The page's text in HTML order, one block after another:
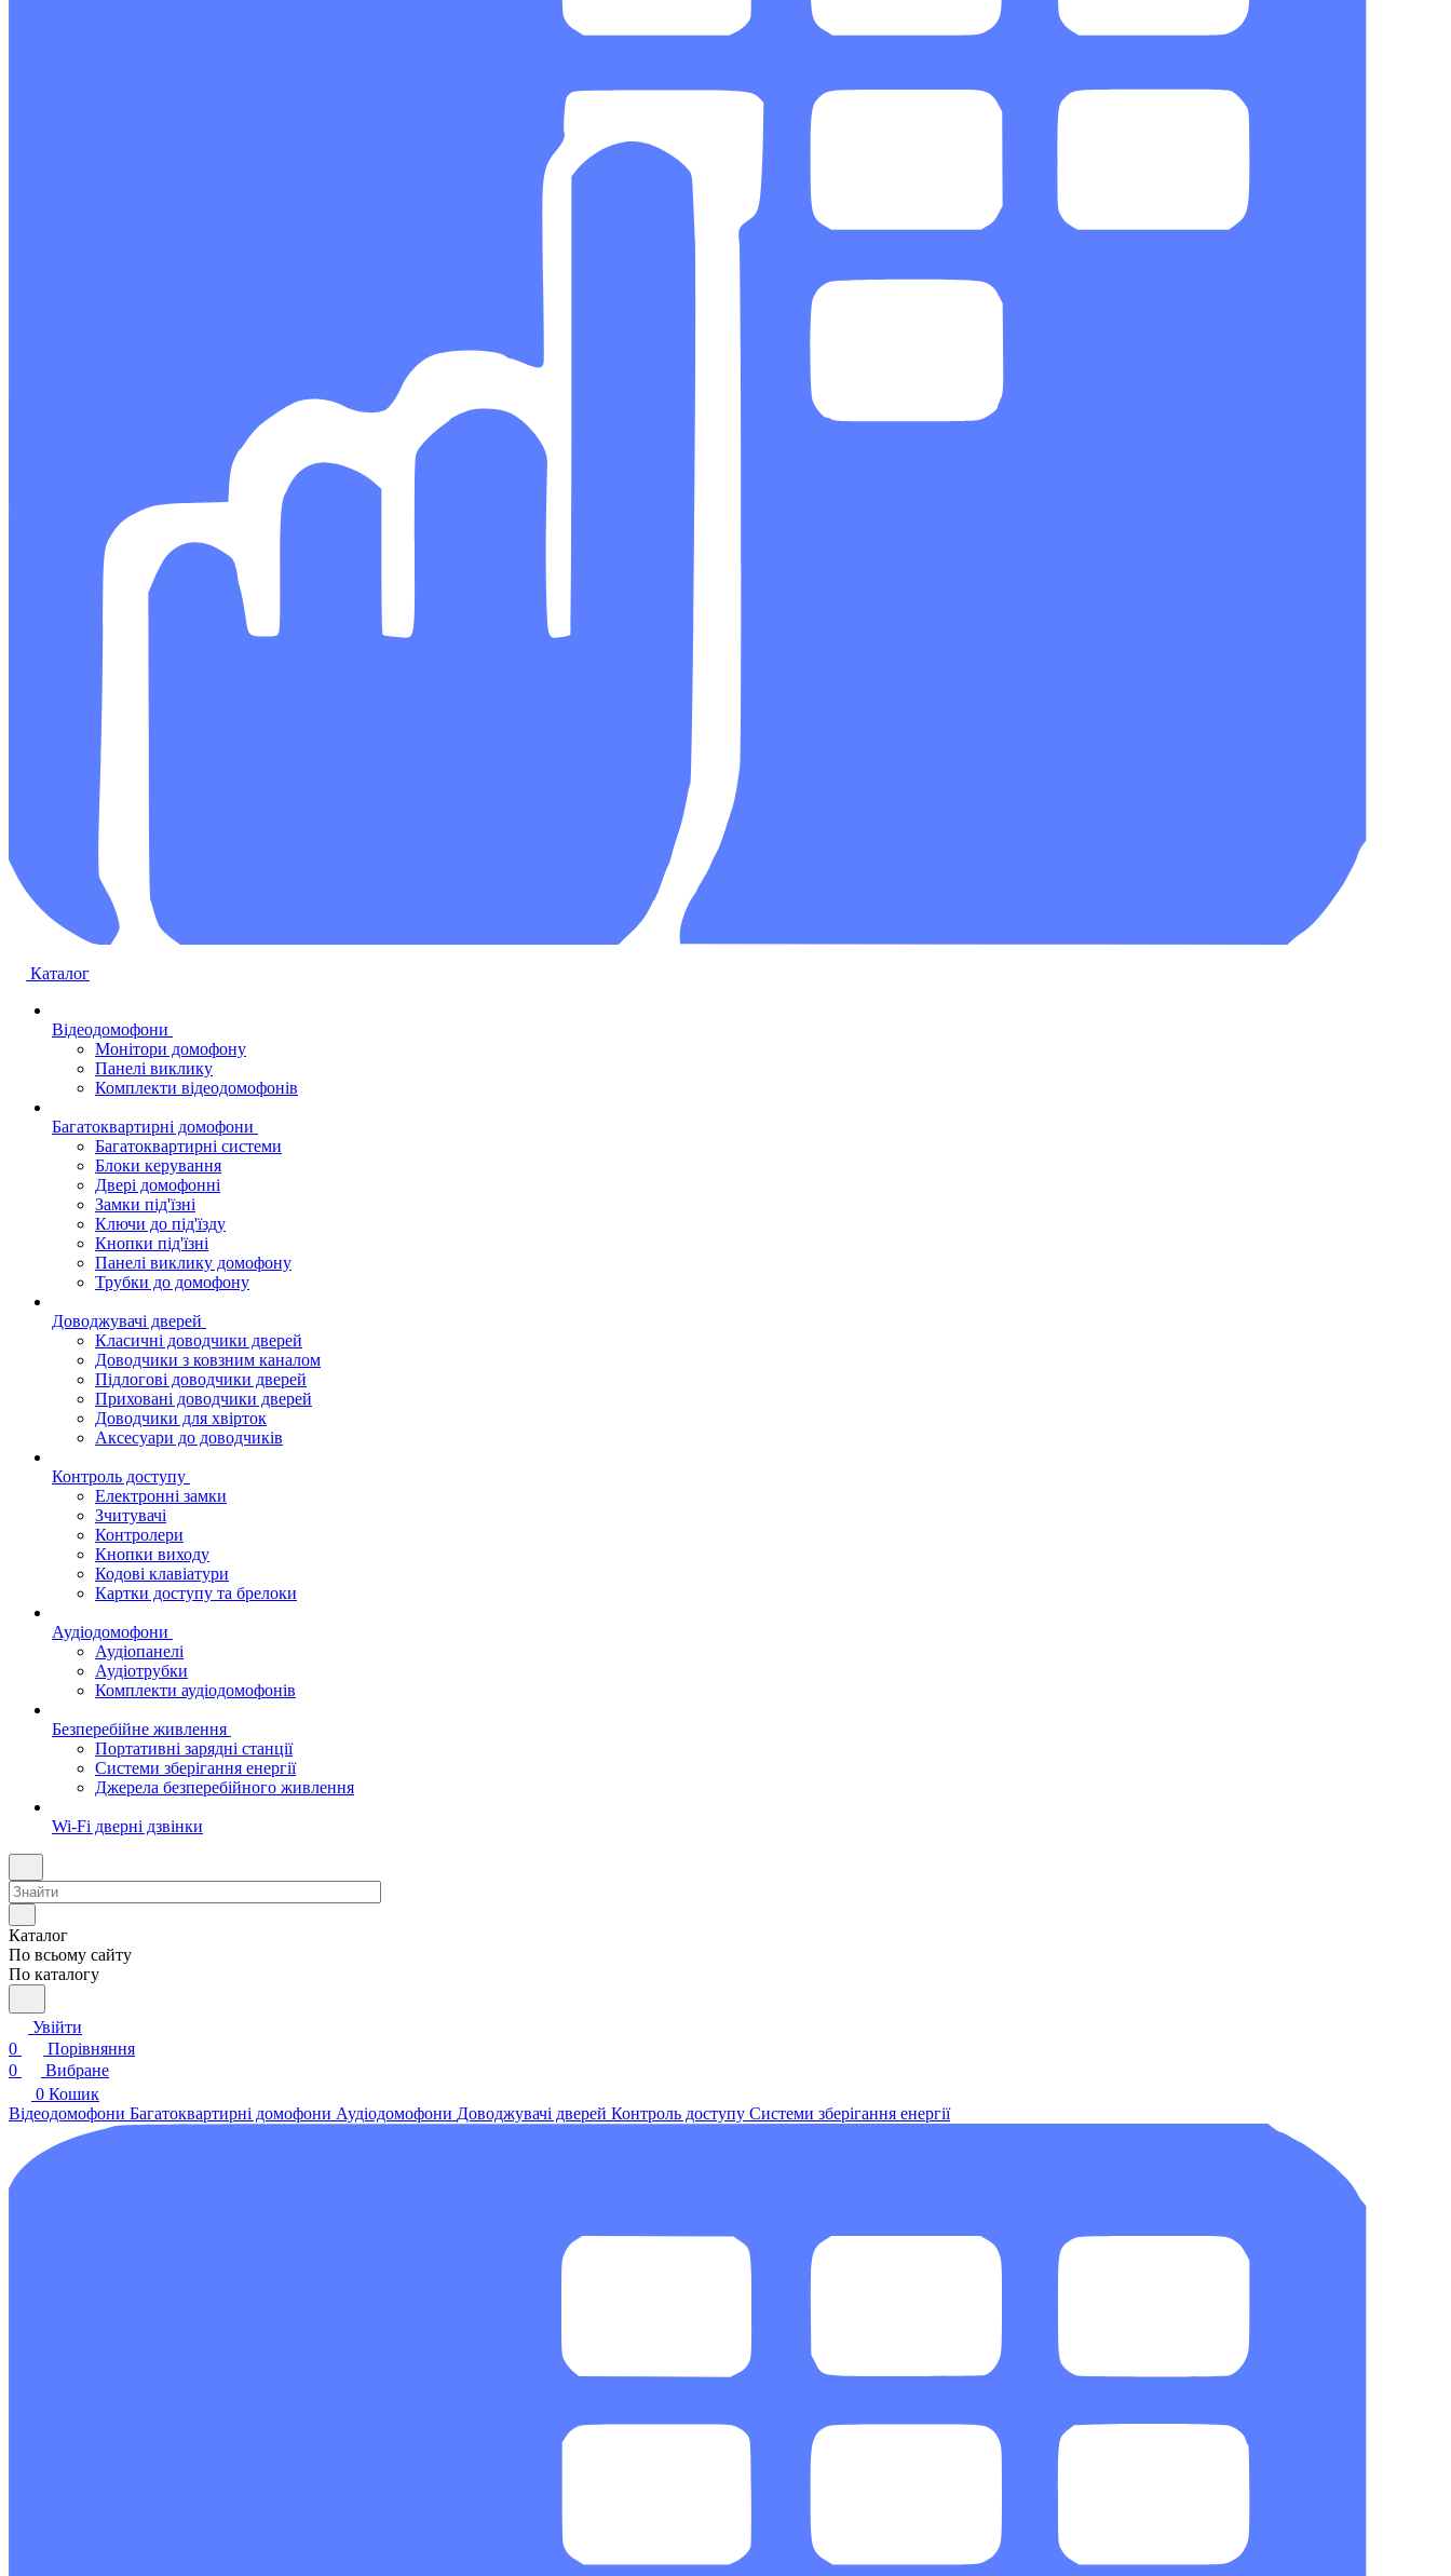
Каталог
Відеодомофони
Монітори домофону
Панелі виклику
Комплекти відеодомофонів
Багатоквартирні домофони
Багатоквартирні системи
Блоки керування
Двері домофонні
Замки під'їзні
Ключи до під'їзду
Кнопки під'їзні
Панелі виклику домофону
Трубки до домофону
Доводжувачі дверей
Класичні доводчики дверей
Доводчики з ковзним каналом
Підлогові доводчики дверей
Приховані доводчики дверей
Доводчики для хвірток
Аксесуари до доводчиків
Контроль доступу
Електронні замки
Зчитувачі
Контролери
Кнопки виходу
Кодові клавіатури
Картки доступу та брелоки
Аудіодомофони
Аудіопанелі
Аудіотрубки
Комплекти аудіодомофонів
Безперебійне живлення
Портативні зарядні станції
Системи зберігання енергії
Джерела безперебійного живлення
Wi-Fi дверні дзвінки
Каталог
По всьому сайту
По каталогу
Увійти
0
Порівняння
0
Вибране
0 Кошик
Відеодомофони Багатоквартирні домофони Аудіодомофони Доводжувачі дверей Контроль доступу Системи зберігання енергії